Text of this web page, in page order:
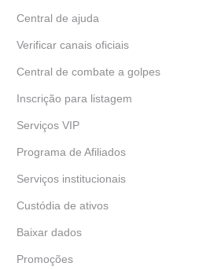
Central de ajuda
Verificar canais oficiais
Central de combate a golpes
Inscrição para listagem
Serviços VIP
Programa de Afiliados
Serviços institucionais
Custódia de ativos
Baixar dados
Promoções